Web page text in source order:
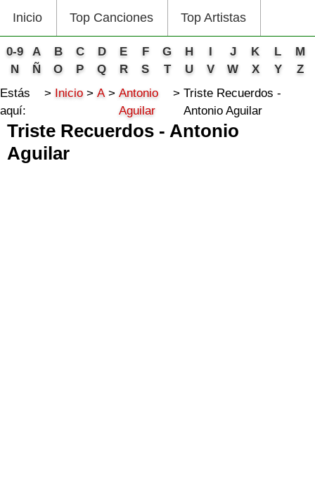
Inicio Top Canciones Top Artistas
0-9 A B C D E F G H I J K L
M
N
Ñ O P Q R S T U V W X Y
Z
Estás
aquí:
Inicio A
Antonio
Aguilar
Triste Recuerdos -
Antonio Aguilar
Triste Recuerdos - Antonio
Aguilar